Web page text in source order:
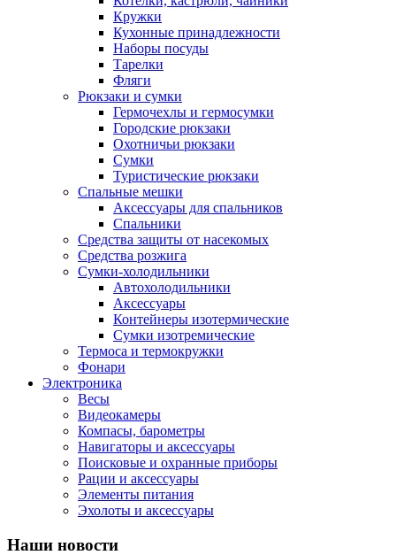
Кружки
Кухонные принадлежности
Наборы посуды
Тарелки
Фляги
Рюкзаки и сумки
Гермочехлы и гермосумки
Городские рюкзаки
Охотничьи рюкзаки
Сумки
Туристические рюкзаки
Спальные мешки
Аксессуары для спальников
Спальники
Средства защиты от насекомых
Средства розжига
Сумки-холодильники
Автохолодильники
Аксессуары
Контейнеры изотермические
Сумки изотремические
Термоса и термокружки
Фонари
Электроника
Весы
Видеокамеры
Компасы, барометры
Навигаторы и аксессуары
Поисковые и охранные приборы
Рации и аксессуары
Элементы питания
Эхолоты и аксессуары
Наши новости